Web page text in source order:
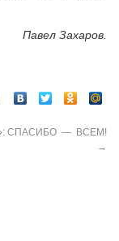
Павел Захаров.
СПАСИБО — ВСЕМ!
→